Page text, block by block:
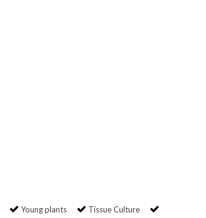
Young plants Tissue Culture